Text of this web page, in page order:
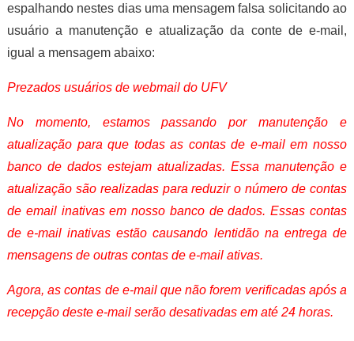
espalhando nestes dias uma mensagem falsa solicitando ao
usuário a manutenção e atualização da conte de e-mail,
igual a mensagem abaixo:
Prezados usuários de webmail do UFV
No momento, estamos passando por manutenção e
atualização para que todas as contas de e-mail em nosso
banco de dados estejam atualizadas. Essa manutenção e
atualização são realizadas para reduzir o número de contas
de email inativas em nosso banco de dados. Essas contas
de e-mail inativas estão causando lentidão na entrega de
mensagens de outras contas de e-mail ativas.
Agora, as contas de e-mail que não forem verificadas após a
recepção deste e-mail serão desativadas em até 24 horas.